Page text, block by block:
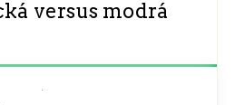
versus modrá